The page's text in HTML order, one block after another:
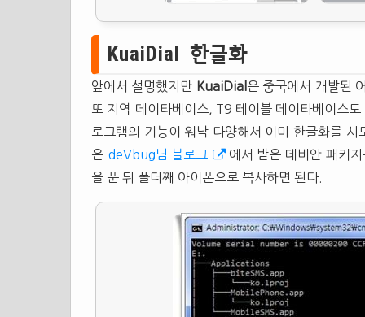
KuaiDial 한글화
앞에서 설명했지만 KuaiDial 은 중국에서 개발된
또 지역 데이타베이스, T9 테이블 데이타베이스
로그램의 기능이 워낙 다양해서 이미 한글화를
은 deVbug님 블로그
에서 받은 데비안 패키
을 푼 뒤 폴더째 아이폰으로 복사하면 된다.